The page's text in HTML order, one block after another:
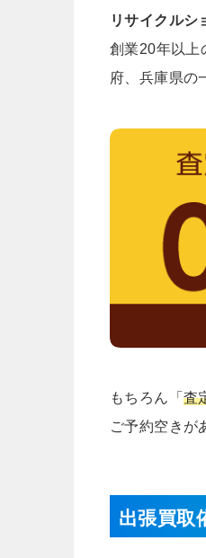
リサイクルシ
創業20年以上
府、兵庫県の
もちろん「 査
ご予約空きが
出張買取